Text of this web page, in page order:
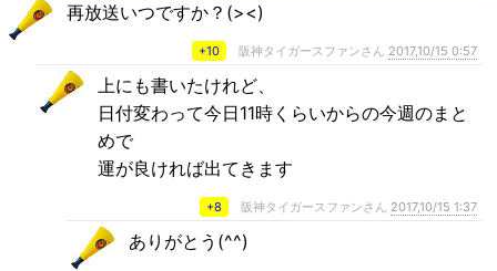
再放送いつですか？(><)
+10 阪神タイガースファンさん 2017,10/15 0:57
上にも書いたけれど、
日付変わって今日11時くらいからの今週のまと
めで
運が良ければ出てきます
+8 阪神タイガースファンさん 2017,10/15 1:37
ありがとう(^^)